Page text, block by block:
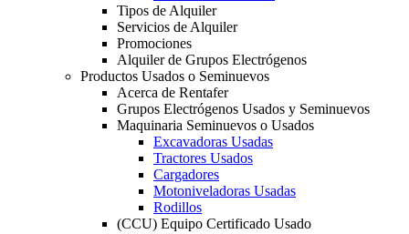
Tipos de Alquiler
Servicios de Alquiler
Promociones
Alquiler de Grupos Electrógenos
Productos Usados o Seminuevos
Acerca de Rentafer
Grupos Electrógenos Usados y Seminuevos
Maquinaria Seminuevos o Usados
Excavadoras Usadas
Tractores Usados
Cargadores
Motoniveladoras Usadas
Rodillos
(CCU) Equipo Certificado Usado